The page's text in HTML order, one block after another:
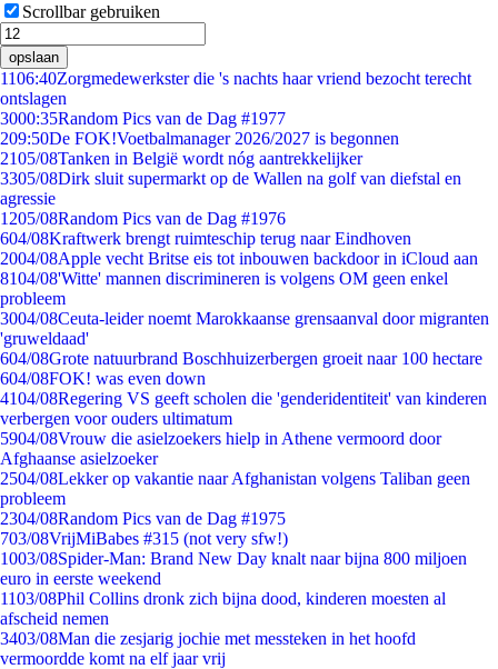
Scrollbar gebruiken
opslaan
1106:40Zorgmedewerkster die 's nachts haar vriend bezocht terecht
ontslagen
3000:35Random Pics van de Dag #1977
209:50De FOK!Voetbalmanager 2026/2027 is begonnen
2105/08Tanken in België wordt nóg aantrekkelijker
3305/08Dirk sluit supermarkt op de Wallen na golf van diefstal en
agressie
1205/08Random Pics van de Dag #1976
604/08Kraftwerk brengt ruimteschip terug naar Eindhoven
2004/08Apple vecht Britse eis tot inbouwen backdoor in iCloud aan
8104/08'Witte' mannen discrimineren is volgens OM geen enkel
probleem
3004/08Ceuta-leider noemt Marokkaanse grensaanval door migranten
'gruweldaad'
604/08Grote natuurbrand Boschhuizerbergen groeit naar 100 hectare
604/08FOK! was even down
4104/08Regering VS geeft scholen die 'genderidentiteit' van kinderen
verbergen voor ouders ultimatum
5904/08Vrouw die asielzoekers hielp in Athene vermoord door
Afghaanse asielzoeker
2504/08Lekker op vakantie naar Afghanistan volgens Taliban geen
probleem
2304/08Random Pics van de Dag #1975
703/08VrijMiBabes #315 (not very sfw!)
1003/08Spider-Man: Brand New Day knalt naar bijna 800 miljoen
euro in eerste weekend
1103/08Phil Collins dronk zich bijna dood, kinderen moesten al
afscheid nemen
3403/08Man die zesjarig jochie met messteken in het hoofd
vermoordde komt na elf jaar vrij